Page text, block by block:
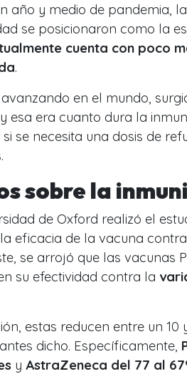
año y medio de pandemia,
se posicionaron como la
cuenta con poco
.
en el mundo,
esa era cuanto dura la
se necesita una dosis de
sobre la
de Oxford realizó el
eficacia de la vacuna
se arrojó que las vacunas
su efectividad contra la
estas reducen entre un 10
dicho. Específicamente,
y AstraZeneca del 77 al